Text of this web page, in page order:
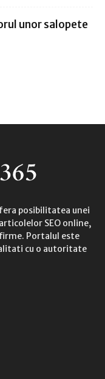
unor salopete
posibilitatea unei
SEO online,
Portalul este
cu o autoritate